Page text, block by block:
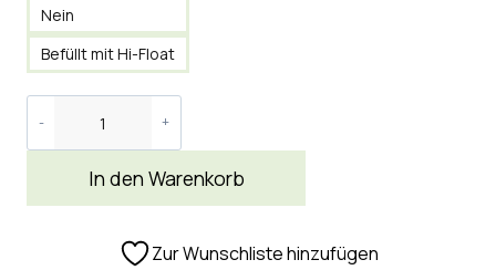
Nein
Befüllt mit Hi-Float
In den Warenkorb
Zur Wunschliste hinzufügen